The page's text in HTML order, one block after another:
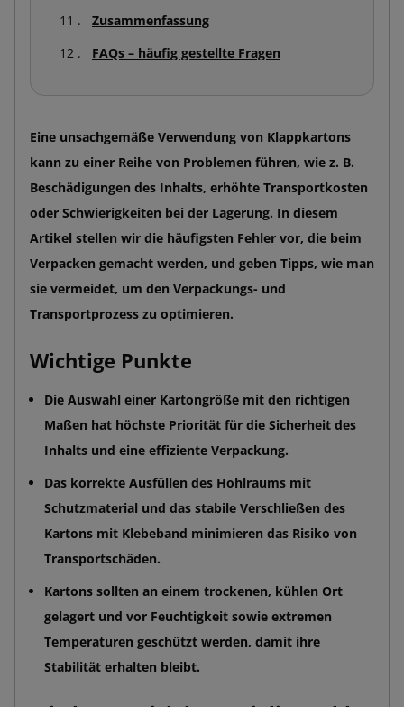
Zusammenfassung
FAQs – häufig gestellte Fragen
Eine unsachgemäße Verwendung von Klappkartons
kann zu einer Reihe von Problemen führen, wie z. B.
Beschädigungen des Inhalts, erhöhte Transportkosten
oder Schwierigkeiten bei der Lagerung. In diesem
Artikel stellen wir die häufigsten Fehler vor, die beim
Verpacken gemacht werden, und geben Tipps, wie man
sie vermeidet, um den Verpackungs- und
Transportprozess zu optimieren.
Wichtige Punkte
Die Auswahl einer Kartongröße mit den richtigen
Maßen hat höchste Priorität für die Sicherheit des
Inhalts und eine effiziente Verpackung.
Das korrekte Ausfüllen des Hohlraums mit
Schutzmaterial und das stabile Verschließen des
Kartons mit Klebeband minimieren das Risiko von
Transportschäden.
Kartons sollten an einem trockenen, kühlen Ort
gelagert und vor Feuchtigkeit sowie extremen
Temperaturen geschützt werden, damit ihre
Stabilität erhalten bleibt.